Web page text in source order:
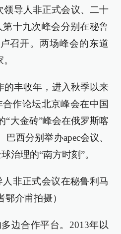
领导人非正式会议、二十
第十九次峰会分别在秘鲁
召开。两场峰会的东道
的丰收年，进入秋季以来
作论坛北京峰会在中国
“大金砖”峰会在俄罗斯喀
西分别举办apec会议、
治理的“南方时刻”。
人非正式会议在秘鲁利马
介甫拍摄）
边合作平台。2013年以